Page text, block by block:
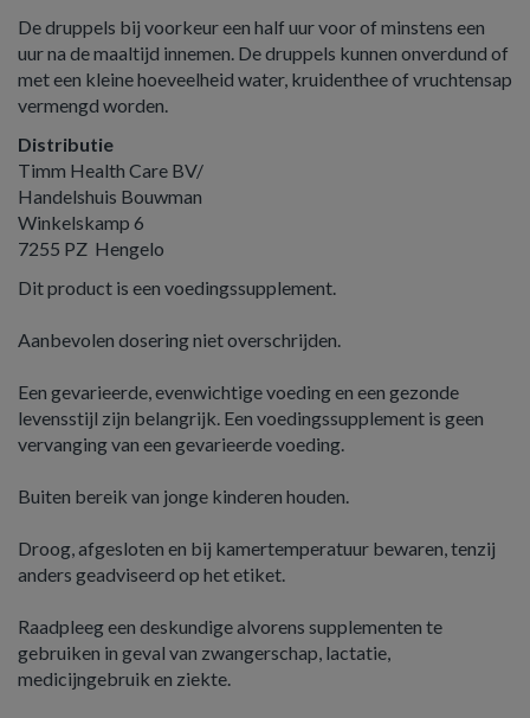
De druppels bij voorkeur een half uur voor of minstens een
uur na de maaltijd innemen. De druppels kunnen onverdund of
met een kleine hoeveelheid water, kruidenthee of vruchtensap
vermengd worden.
Distributie
Timm Health Care BV/
Handelshuis Bouwman
Winkelskamp 6
7255 PZ Hengelo
Dit product is een voedingssupplement.
Aanbevolen dosering niet overschrijden.
Een gevarieerde, evenwichtige voeding en een gezonde
levensstijl zijn belangrijk. Een voedingssupplement is geen
vervanging van een gevarieerde voeding.
Buiten bereik van jonge kinderen houden.
Droog, afgesloten en bij kamertemperatuur bewaren, tenzij
anders geadviseerd op het etiket.
Raadpleeg een deskundige alvorens supplementen te
gebruiken in geval van zwangerschap, lactatie,
medicijngebruik en ziekte.